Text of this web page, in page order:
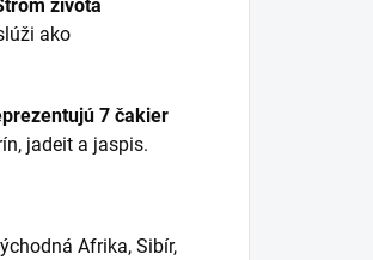
života
ako
7 čakier
jadeit a jaspis.
Afrika, Sibír,